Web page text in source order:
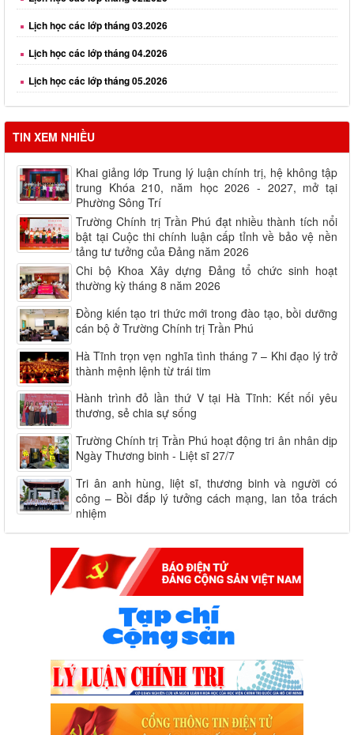
Lịch học các lớp tháng 03.2026
Lịch học các lớp tháng 04.2026
Lịch học các lớp tháng 05.2026
Lịch học các lớp tháng 06.2026
Lịch học các lớp tháng 08.2026
TIN XEM NHIỀU
Khai giảng lớp Trung lý luận chính trị, hệ không tập
trung Khóa 210, năm học 2026 - 2027, mở tại
Phường Sông Trí
Trường Chính trị Trần Phú đạt nhiều thành tích nổi
bật tại Cuộc thi chính luận cấp tỉnh về bảo vệ nền
tảng tư tưởng của Đảng năm 2026
Chi bộ Khoa Xây dựng Đảng tổ chức sinh hoạt
thường kỳ tháng 8 năm 2026
Đồng kiến tạo tri thức mới trong đào tạo, bồi dưỡng
cán bộ ở Trường Chính trị Trần Phú
Hà Tĩnh trọn vẹn nghĩa tình tháng 7 – Khi đạo lý trở
thành mệnh lệnh từ trái tim
Hành trình đỏ lần thứ V tại Hà Tĩnh: Kết nối yêu
thương, sẻ chia sự sống
Trường Chính trị Trần Phú hoạt động tri ân nhân dịp
Ngày Thương binh - Liệt sĩ 27/7
Tri ân anh hùng, liệt sĩ, thương binh và người có
công – Bồi đắp lý tưởng cách mạng, lan tỏa trách
nhiệm